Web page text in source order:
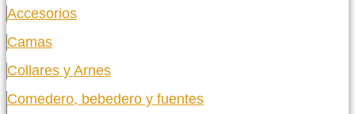
Accesorios
Camas
Collares y Arnes
Comedero, bebedero y fuentes